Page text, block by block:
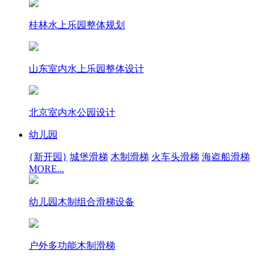
桂林水上乐园整体规划
山东室内水上乐园整体设计
北京室内水公园设计
幼儿园
{新开园} 城堡滑梯 木制滑梯 火车头滑梯 海盗船滑梯
MORE...
幼儿园木制组合滑梯设备
户外多功能木制滑梯